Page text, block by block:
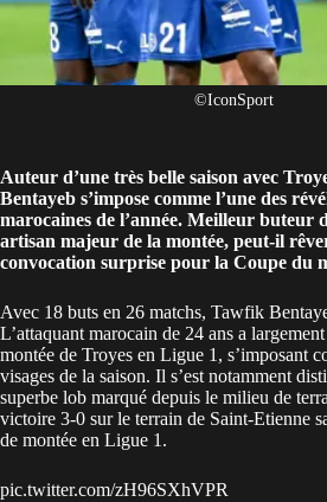
©IconSport
Auteur d’une très belle saison avec
Bentayeb s’impose comme l’une des
marocaines de l’année. Meilleur buteur
artisan majeur de la montée, peut-il
convocation surprise pour la Coupe du
Avec 18 buts en 26 matchs, Tawfik
L’attaquant marocain de 24 ans a
montée de Troyes en Ligue 1, s’imposant
visages de la saison. Il s’est notamment
superbe lob marqué depuis le milieu de
victoire 3-0 sur le terrain de Saint-Etienne
de montée en Ligue 1.
pic.twitter.com/zH96SXhVPR